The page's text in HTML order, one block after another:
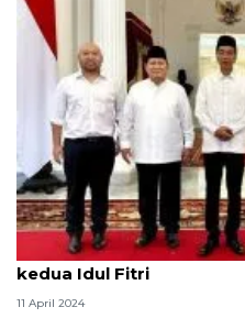
Prabowo dan putranya
kedua Idul Fitri
11 April 2024